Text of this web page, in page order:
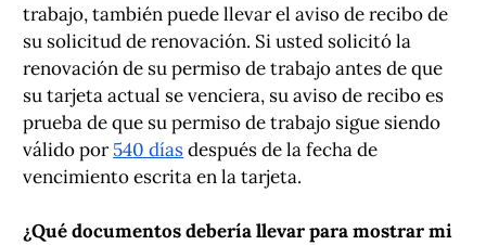
trabajo, también puede llevar el aviso de recibo de
su solicitud de renovación. Si usted solicitó la
renovación de su permiso de trabajo antes de que
su tarjeta actual se venciera, su aviso de recibo es
prueba de que su permiso de trabajo sigue siendo
válido por540 díasdespués de la fecha de
vencimiento escrita en la tarjeta.
¿Qué documentos debería llevar para mostrar mi